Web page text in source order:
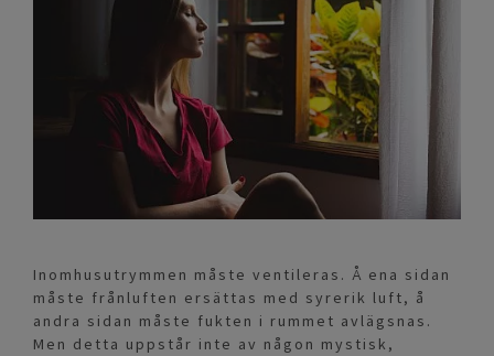
Inomhusutrymmen måste ventileras. Å ena sidan
måste frånluften ersättas med syrerik luft, å
andra sidan måste fukten i rummet avlägsnas.
Men detta uppstår inte av någon mystisk,